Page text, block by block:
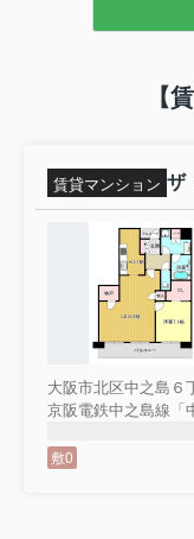
【
賃貸マンション ザ
大阪市北区中之島６
京阪電鉄中之島線「
敷0